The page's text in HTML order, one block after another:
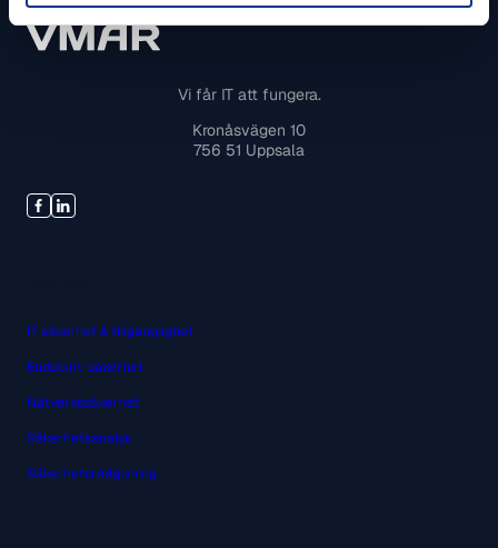
Vi får IT att fungera.
Kronåsvägen 10
756 51 Uppsala
IT säkerhet & tillgänglighet
Endpoint-säkerhet
Nätverkssäkerhet
Säkerhetsanalys
Säkerhetsrådgivning